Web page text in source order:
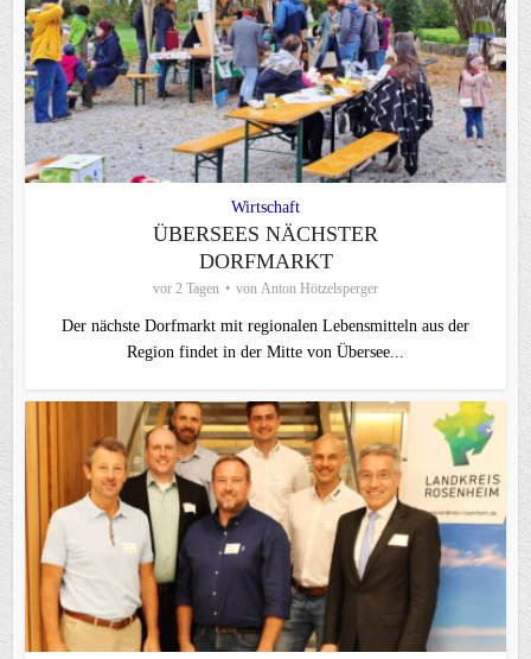
Wirtschaft
ÜBERSEES NÄCHSTER
DORFMARKT
vor 2 Tagen von Anton Hötzelsperger
Der nächste Dorfmarkt mit regionalen Lebensmitteln aus der
Region findet in der Mitte von Übersee...